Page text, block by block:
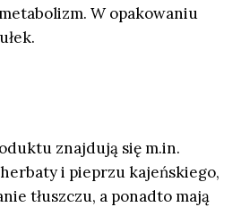
W opakowaniu
znajdują się m.in.
i pieprzu kajeńskiego,
tłuszczu, a ponadto mają